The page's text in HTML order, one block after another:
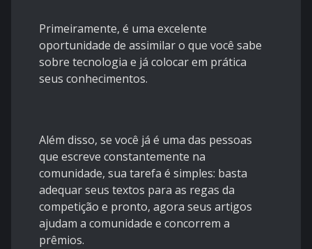
Primeiramente, é uma excelente
oportunidade de assimilar o que você sabe
sobre tecnologia e já colocar em prática
seus conhecimentos.
Além disso, se você já é uma das pessoas
que escreve constantemente na
comunidade, sua tarefa é simples: basta
adequar seus textos para as regas da
competição e pronto, agora seus artigos
ajudam a comunidade e concorrem a
prêmios.